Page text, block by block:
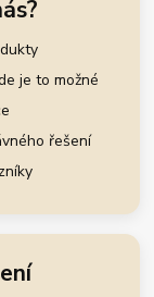
je to možné
řešení